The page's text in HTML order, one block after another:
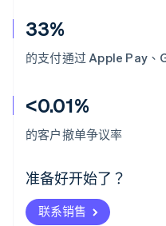
33%
的支付通过 Apple Pay
<0.01%
的客户撤单争议率
准备好开始了？
联系销售
阿联酋
爱尔兰
爱沙尼亚
English
奥地利
Deutsch English